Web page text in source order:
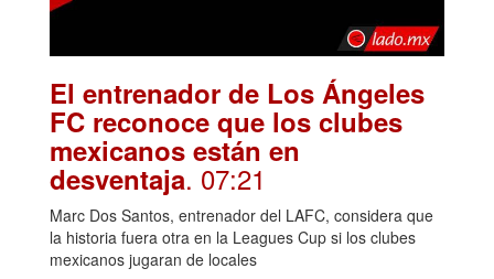
El entrenador de Los Ángeles
FC reconoce que los clubes
mexicanos están en
desventaja. 07:21
Marc Dos Santos, entrenador del LAFC, considera que
la historia fuera otra en la Leagues Cup si los clubes
mexicanos jugaran de locales